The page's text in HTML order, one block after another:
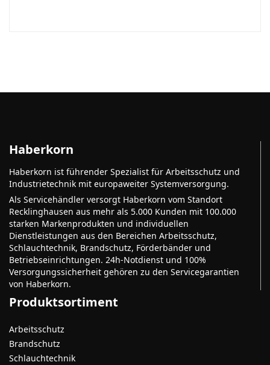
Haberkorn
Haberkorn ist führender Spezialist für Arbeitsschutz und
Industrietechnik mit europaweiter Systemversorgung.
Als Servicehändler versorgt Haberkorn vom Standort
Recklinghausen aus mehr als 5.000 Kunden mit 100.000
starken Markenprodukten und individuellen
Dienstleistungen aus den Bereichen Arbeitsschutz,
Schlauchtechnik, Brandschutz, Förderbänder und
Betriebseinrichtungen. 24h-Notdienst und 100%
Versorgungssicherheit gehören zu den Servicegarantien
von Haberkorn.
Produktsortiment
Arbeitsschutz
Brandschutz
Schlauchtechnik